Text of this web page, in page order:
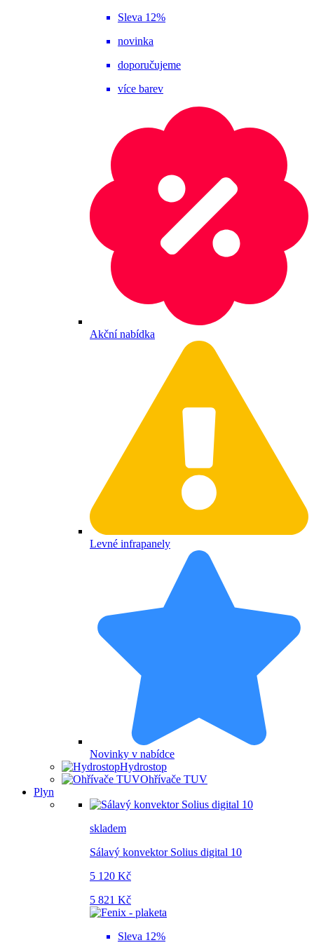
Sleva 12%
novinka
doporučujeme
více barev
Akční nabídka
Levné infrapanely
Novinky v nabídce
Hydrostop
Ohřívače TUV
Plyn
skladem
Sálavý konvektor Solius digital 10
5 120 Kč
5 821 Kč
Sleva 12%